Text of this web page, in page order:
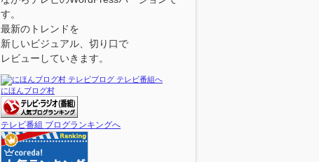
す。
最新のトレンドを
新しいビジュアル、切り口で
レビューしていきます。
にほんブログ村
テレビ番組 ブログランキングへ